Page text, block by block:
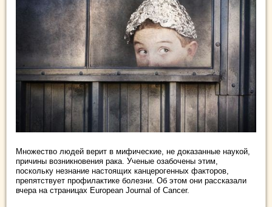
Множество людей верит в мифические, не доказанные наукой,
причины возникновения рака. Ученые озабочены этим,
поскольку незнание настоящих канцерогенных факторов,
препятствует профилактике болезни. Об этом они рассказали
вчера на страницах European Journal of Cancer.